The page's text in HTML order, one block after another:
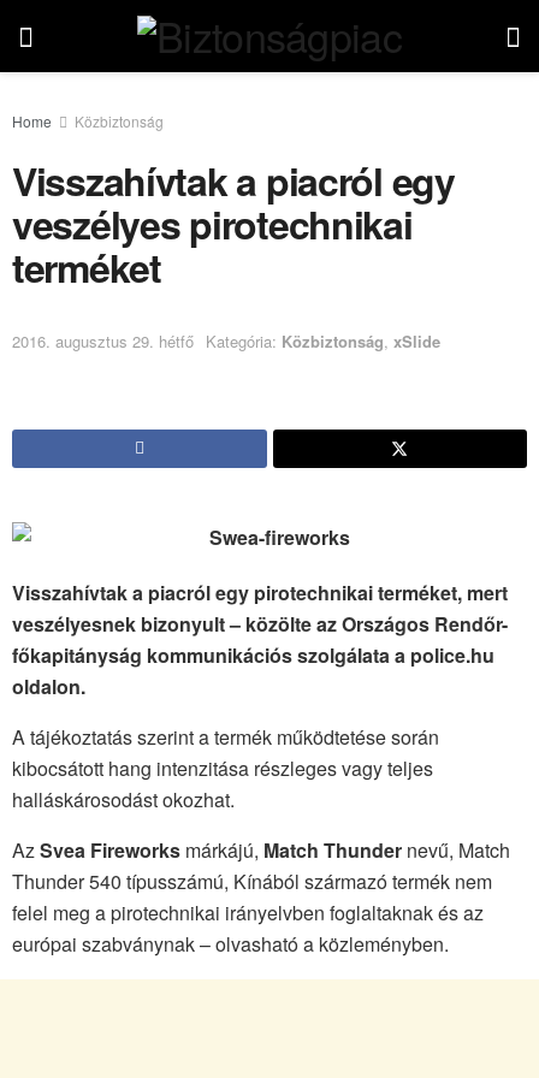
Home Közbiztonság
Visszahívtak a piacról egy
veszélyes pirotechnikai
terméket
2016. augusztus 29. hétfő Kategória: Közbiztonság, xSlide
Visszahívtak a piacról egy pirotechnikai terméket, mert
veszélyesnek bizonyult – közölte az Országos Rendőr-
főkapitányság kommunikációs szolgálata a police.hu
oldalon.
A tájékoztatás szerint a termék működtetése során
kibocsátott hang intenzitása részleges vagy teljes
halláskárosodást okozhat.
AzSvea Fireworks márkájú, Match Thunder nevű, Match
Thunder 540 típusszámú, Kínából származó termék nem
felel meg a pirotechnikai irányelvben foglaltaknak és az
európai szabványnak – olvasható a közleményben.